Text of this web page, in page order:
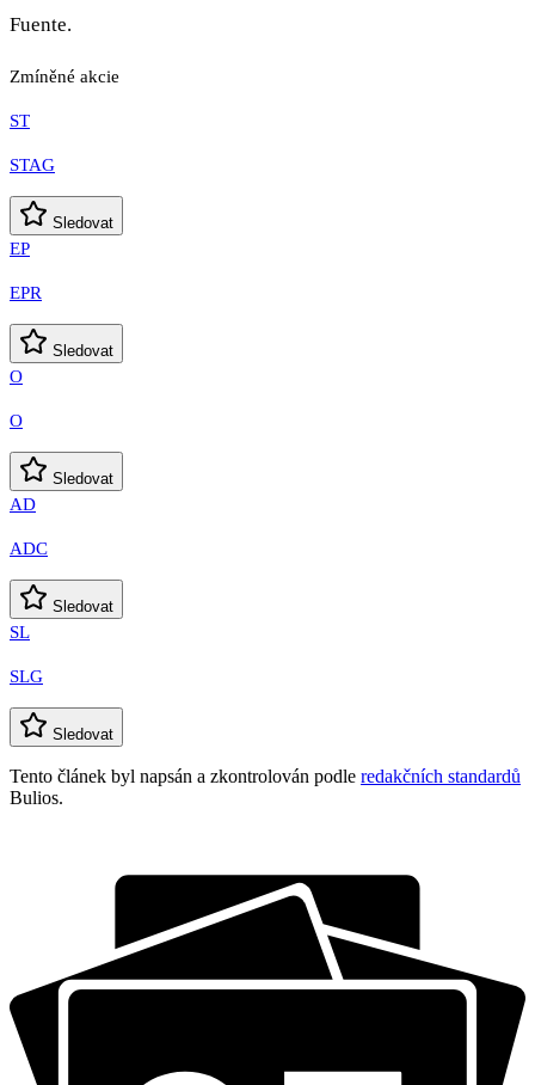
Fuente.
Zmíněné akcie
ST
STAG
Sledovat
EP
EPR
Sledovat
O
O
Sledovat
AD
ADC
Sledovat
SL
SLG
Sledovat
Tento článek byl napsán a zkontrolován podle redakčních standardů
Bulios.